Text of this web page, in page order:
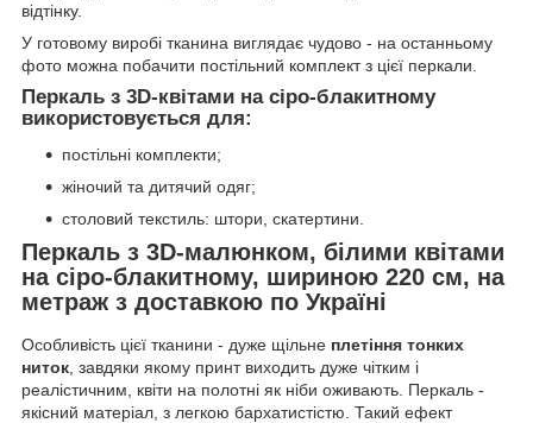
відтінку.
У готовому виробі тканина виглядає чудово - на останньому
фото можна побачити постільний комплект з цієї перкали.
Перкаль з 3D-квітами на сіро-блакитному
використовується для:
постільні комплекти;
жіночий та дитячий одяг;
столовий текстиль: штори, скатертини.
Перкаль з 3D-малюнком, білими квітами
на сіро-блакитному, шириною 220 см, на
метраж з доставкою по Україні
Особливість цієї тканини - дуже щільне плетіння тонких
ниток , завдяки якому принт виходить дуже чітким і
реалістичним, квіти на полотні як ніби оживають. Перкаль -
якісний матеріал, з легкою бархатистістю. Такий ефект